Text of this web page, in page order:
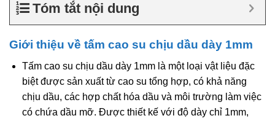
Tóm tắt nội dung
Giới thiệu về tấm cao su chịu dầu dày 1mm
Tấm cao su chịu dầu dày 1mm là một loại vật liệu đặc
biệt được sản xuất từ cao su tổng hợp, có khả năng
chịu dầu, các hợp chất hóa dầu và môi trường làm việc
có chứa dầu mỡ. Được thiết kế với độ dày chỉ 1mm,